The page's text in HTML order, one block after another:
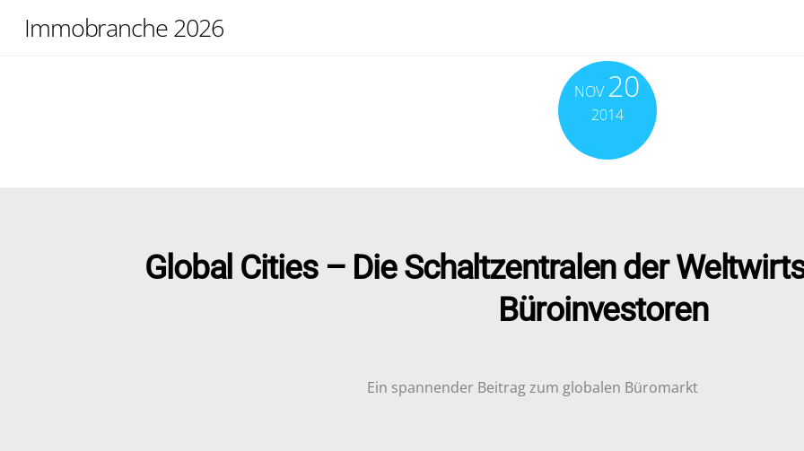
Immobranche 2026
NOV 20
2014
Global Cities – Die Schaltzentralen der
Büroinvestoren
Ein spannender Beitrag zum globalen Büromarkt